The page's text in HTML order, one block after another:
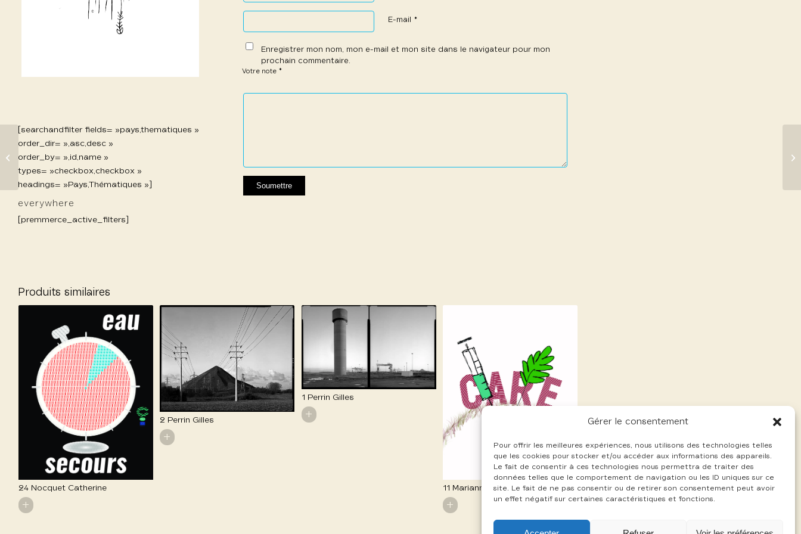
Gérer le consentement
Pour offrir les meilleures expériences, nous utilisons des technologies telles
que les cookies pour stocker et/ou accéder aux informations des appareils.
Le fait de consentir à ces technologies nous permettra de traiter des
données telles que le comportement de navigation ou les ID uniques sur ce
site. Le fait de ne pas consentir ou de retirer son consentement peut avoir
un effet négatif sur certaines caractéristiques et fonctions.
[searchandfilter fields= »pays,thematiques »
order_dir= »,asc,desc »
order_by= »,id,name »
types= »checkbox,checkbox »
headings= »Pays,Thématiques »]
everywhere
[premmerce_active_filters]
E-mail *
Enregistrer mon nom, mon e-mail et mon site dans le navigateur pour mon
prochain commentaire.
Votre note *
1 étoile
2 étoiles
3 étoiles
4 étoiles
5 étoiles
Produits similaires
24 Nocquet Catherine
+
2 Perrin Gilles
+
1 Perrin Gilles
+
11 Marianna Hodel
+
220 Grenaille Clo